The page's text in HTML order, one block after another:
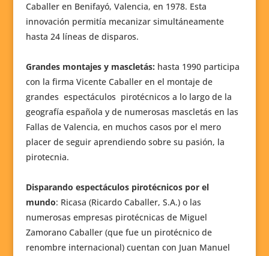
Caballer en Benifayó, Valencia, en 1978. Esta
innovación permitía mecanizar simultáneamente
hasta 24 líneas de disparos.
Grandes montajes y mascletás: hasta 1990 participa
con la firma Vicente Caballer en el montaje de
grandes espectáculos pirotécnicos a lo largo de la
geografía española y de numerosas mascletás en las
Fallas de Valencia, en muchos casos por el mero
placer de seguir aprendiendo sobre su pasión, la
pirotecnia.
Disparando espectáculos pirotécnicos por el
mundo: Ricasa (Ricardo Caballer, S.A.) o las
numerosas empresas pirotécnicas de Miguel
Zamorano Caballer (que fue un pirotécnico de
renombre internacional) cuentan con Juan Manuel